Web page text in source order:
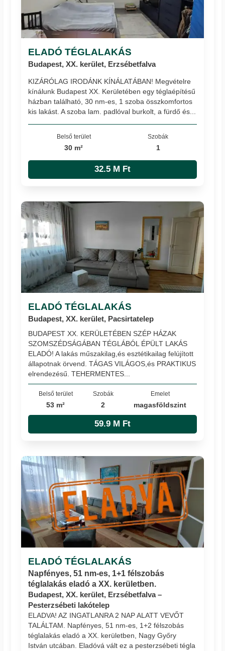
ELADÓ TÉGLALAKÁS
Budapest, XX. kerület, Erzsébetfalva
KIZÁRÓLAG IRODÁNK KÍNÁLATÁBAN! Megvételre
kínálunk Budapest XX. Kerületében egy téglaépítésű
házban található, 30 nm-es, 1 szoba összkomfortos
kis lakást. A szoba lam. padlóval burkolt, a fürdő és...
Belső terület
30 m²
Szobák
1
32.5 M Ft
ELADÓ TÉGLALAKÁS
Budapest, XX. kerület, Pacsirtatelep
BUDAPEST XX. KERÜLETÉBEN SZÉP HÁZAK
SZOMSZÉDSÁGÁBAN TÉGLÁBÓL ÉPÜLT LAKÁS
ELADÓ! A lakás műszakilag,és esztétikailag felújított
állapotnak örvend. TÁGAS VILÁGOS,és PRAKTIKUS
elrendezésű. TEHERMENTES...
Belső terület
53 m²
Szobák
2
Emelet
magasföldszint
59.9 M Ft
ELADÓ TÉGLALAKÁS
Napfényes, 51 nm-es, 1+1 félszobás
téglalakás eladó a XX. kerületben.
Budapest, XX. kerület, Erzsébetfalva –
Pesterzsébeti lakótelep
ELADVA! AZ INGATLANRA 2 NAP ALATT VEVŐT
TALÁLTAM. Napfényes, 51 nm-es, 1+2 félszobás
téglalakás eladó a XX. kerületben, Nagy Győry
István utcában. Eladóvá vált ez a pesterzsébeti tégla